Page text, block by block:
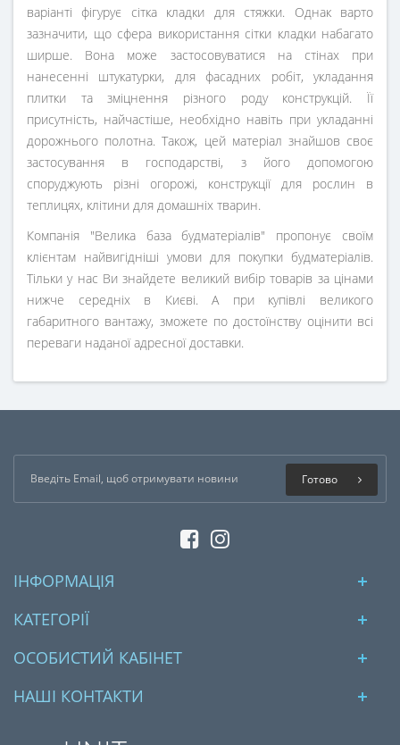
варіанті фігурує сітка кладки для стяжки. Однак варто
зазначити, що сфера використання сітки кладки набагато
ширше. Вона може застосовуватися на стінах при
нанесенні штукатурки, для фасадних робіт, укладання
плитки та зміцнення різного роду конструкцій. Її
присутність, найчастіше, необхідно навіть при укладанні
дорожнього полотна. Також, цей матеріал знайшов своє
застосування в господарстві, з його допомогою
споруджують різні огорожі, конструкції для рослин в
теплицях, клітини для домашніх тварин.
Компанія "Велика база будматеріалів" пропонує своїм
клієнтам найвигідніші умови для покупки будматеріалів.
Тільки у нас Ви знайдете великий вибір товарів за цінами
нижче середніх в Києві. А при купівлі великого
габаритного вантажу, зможете по достоїнству оцінити всі
переваги наданої адресної доставки.
Готово
ІНФОРМАЦІЯ
КАТЕГОРІЇ
ОСОБИСТИЙ КАБІНЕТ
НАШІ КОНТАКТИ